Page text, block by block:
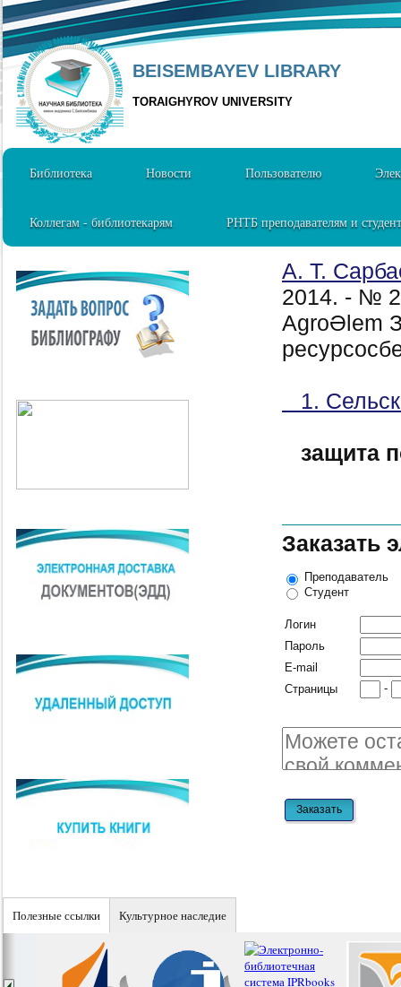
BEISEMBAYEV LIBRARY
TORAIGHYROV UNIVERSITY
Библиотека Новости Пользователю
Коллегам - библиотекарям РНТБ преподавателям и
А. Т.
2014. - №
AgroӘlem
1.
защита
Заказать
Преподаватель
Студент
Логин
Пароль
E-mail
Страницы
-
Полезные ссылки Культурное наследие